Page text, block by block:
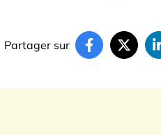
Partager sur